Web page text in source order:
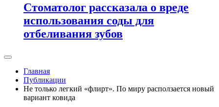
Стоматолог рассказала о вреде
использования соды для
отбеливания зубов
Главная
Публикации
Не только легкий «флирт». По миру расползается новый
вариант ковида